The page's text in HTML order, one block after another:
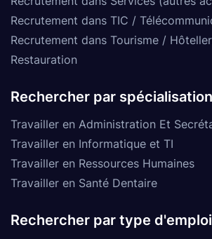
Recrutement dans TIC /
Recrutement dans Tourisme /
Restauration
Rechercher par spécialisation
Travailler en Administration Et
Travailler en Informatique et TI
Travailler en Ressources Humaines
Travailler en Santé Dentaire
Rechercher par type d'emploi